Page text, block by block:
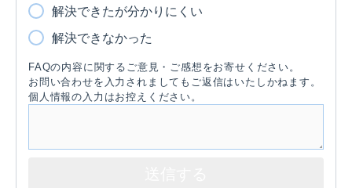
解決できたが分かりにくい
解決できなかった
FAQの内容に関するご意見・ご感想をお寄せください。
お問い合わせを入力されましてもご返信はいたしかねます。
個人情報の入力はお控えください。